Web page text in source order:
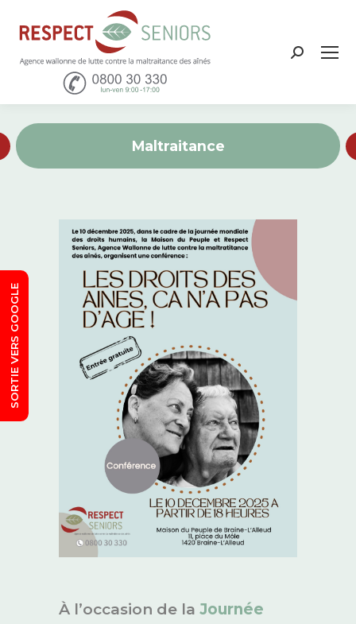
SORTIE VERS GOOGLE
Maltraitance
À l’occasion de la Journée